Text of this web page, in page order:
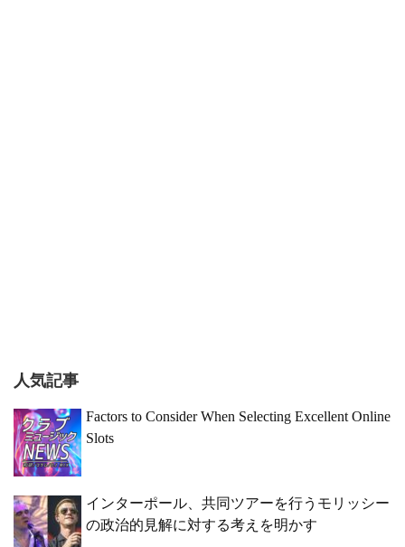
人気記事
Factors to Consider When Selecting Excellent Online
Slots
インターポール、共同ツアーを行うモリッシー
の政治的見解に対する考えを明かす